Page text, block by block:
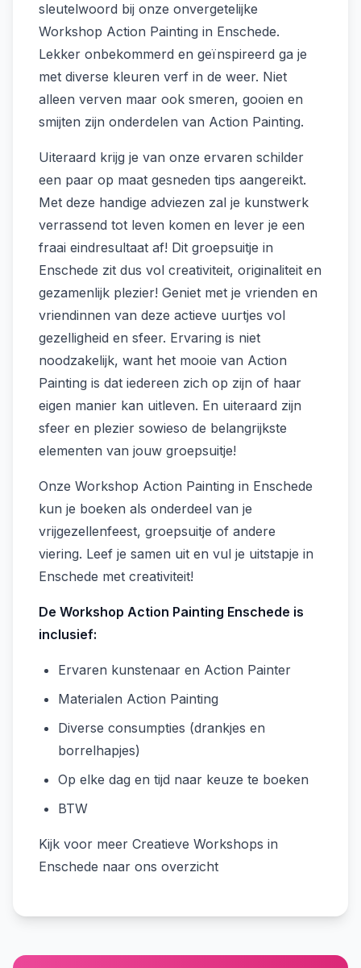
sleutelwoord bij onze onvergetelijke
Workshop Action Painting in Enschede.
Lekker onbekommerd en geïnspireerd ga je
met diverse kleuren verf in de weer. Niet
alleen verven maar ook smeren, gooien en
smijten zijn onderdelen van Action Painting.
Uiteraard krijg je van onze ervaren schilder
een paar op maat gesneden tips aangereikt.
Met deze handige adviezen zal je kunstwerk
verrassend tot leven komen en lever je een
fraai eindresultaat af! Dit groepsuitje in
Enschede zit dus vol creativiteit, originaliteit en
gezamenlijk plezier! Geniet met je vrienden en
vriendinnen van deze actieve uurtjes vol
gezelligheid en sfeer. Ervaring is niet
noodzakelijk, want het mooie van Action
Painting is dat iedereen zich op zijn of haar
eigen manier kan uitleven. En uiteraard zijn
sfeer en plezier sowieso de belangrijkste
elementen van jouw groepsuitje!
Onze Workshop Action Painting in Enschede
kun je boeken als onderdeel van je
vrijgezellenfeest, groepsuitje of andere
viering. Leef je samen uit en vul je uitstapje in
Enschede met creativiteit!
De Workshop Action Painting Enschede is
inclusief:
Ervaren kunstenaar en Action Painter
Materialen Action Painting
Diverse consumpties (drankjes en
borrelhapjes)
Op elke dag en tijd naar keuze te boeken
BTW
Kijk voor meer Creatieve Workshops in
Enschede naar ons overzicht